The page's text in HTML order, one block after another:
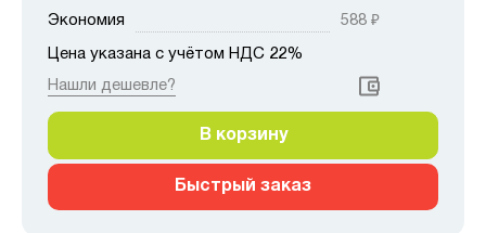
Экономия 588 ₽
Цена указана с учётом НДС 22%
Нашли дешевле?
В корзину
Быстрый заказ